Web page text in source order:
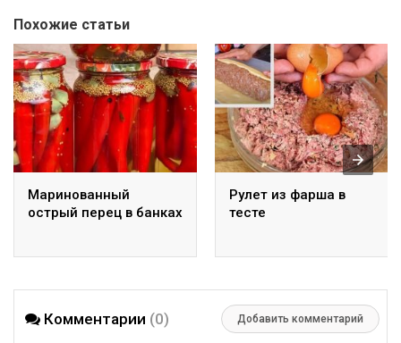
Похожие статьи
Маринованный
острый перец в банках
Рулет из фарша в
тесте
Комментарии (0) Добавить комментарий